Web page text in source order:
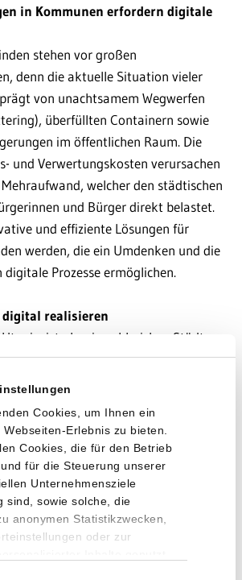
Cookies, um Ihnen ein
Erlebnis zu bieten.
Cookies, die für den Betrieb
für die Steuerung unserer
Unternehmensziele
sind, sowie solche, die
anonymen Statistikzwecken,
oder zur
in Kommunen erfordern digitale
stehen vor großen
denn die aktuelle Situation vieler
von unachtsamem Wegwerfen
überfüllten Containern sowie
im öffentlichen Raum. Die
und Verwertungskosten verursachen
welcher den städtischen
und Bürger direkt belastet.
und effiziente Lösungen für
werden, die ein Umdenken und die
Prozesse ermöglichen.
digital realisieren
ist aber in zahlreichen Städten
Realität: Wertstoffhöfe, die sich
Füllstand, digitale Stadtbildpflege,
Verschmutzungszustände
Reinigungsrouten oder
auf Bestellung. Was sich
realisiert REMONDIS Digital
bereits seit über fünf Jahren